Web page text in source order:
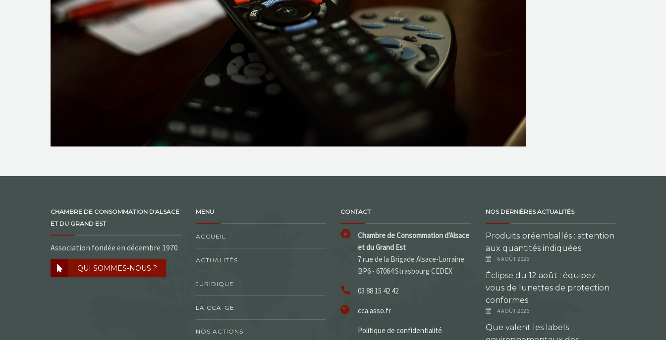
CHAMBRE DE CONSOMMATION D'ALSACE
ET DU GRAND EST
Association fondée en décembre 1970
QUI SOMMES-NOUS ?
MENU
ACCUEIL
ACTUALITÉS
JURIDIQUE
LA CCA-GE
NOS ACTIONS
CONTACT
Chambre de Consommation d'Alsace
et du Grand Est
7 rue de la Brigade Alsace-Lorraine
BP6 - 67064 Strasbourg CEDEX
03 88 15 42 42
cca.asso.fr
Politique de confidentialité
NOS DERNIÈRES ACTUALITÉS
Produits préemballés : attention
aux quantités indiquées
6 AOÛT 2026
Éclipse du 12 août : équipez-
vous de lunettes de protection
conformes
4 AOÛT 2026
Que valent les labels